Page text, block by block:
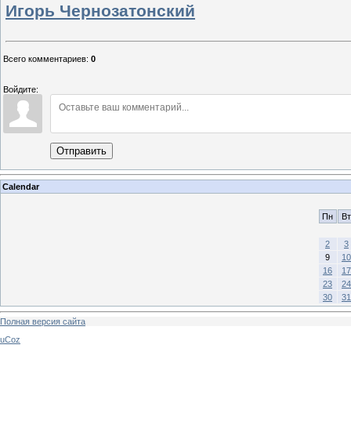
Игорь Чернозатонский
Всего комментариев: 0
Войдите:
Отправить
Calendar
Пн Вт
2
3
9
10
16
17
23
24
30
31
Полная версия сайта
uCoz